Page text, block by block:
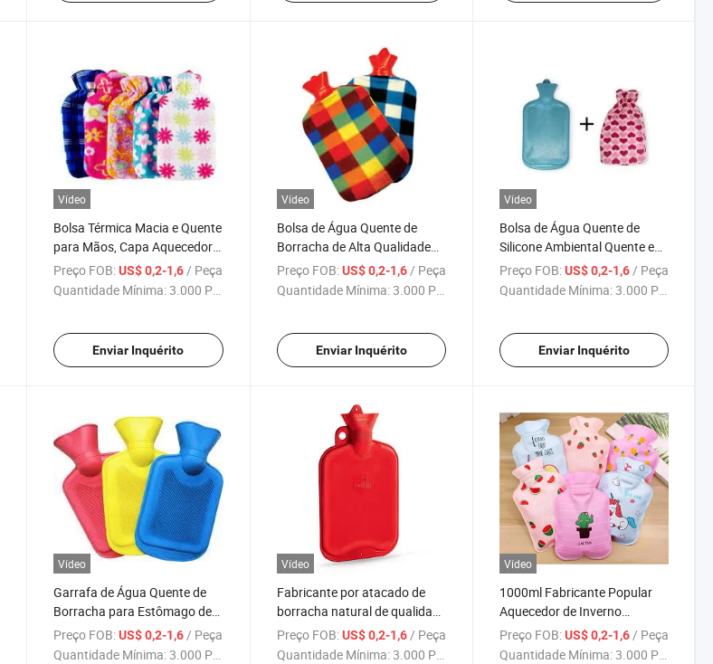
Vídeo
Bolsa Térmica Macia e Quente
para Mãos, Capa Aquecedora
Elétrica em PVC, Silicone e
Borracha Natural Relaxante
Preço FOB: US$ 0,2-1,6 / Peça
Quantidade Mínima:3.000 Peças
Enviar Inquérito
Vídeo
Bolsa de Água Quente de
Borracha de Alta Qualidade
2L com Capa de Tricô
Personalizada para Alívio da
Preço FOB: US$ 0,2-1,6 / Peça
Quantidade Mínima:3.000 Peças
Enviar Inquérito
Vídeo
Bolsa de Água Quente de
Silicone Ambiental Quente e
Fria com Capa Tricotada
Preço FOB: US$ 0,2-1,6 / Peça
Quantidade Mínima:3.000 Peças
Enviar Inquérito
Vídeo
Garrafa de Água Quente de
Borracha para Estômago de
Alta Qualidade Bouillotte BS
Saco de Água Quente
Preço FOB: US$ 0,2-1,6 / Peça
Quantidade Mínima:3.000 Peças
Vídeo
Fabricante por atacado de
borracha natural de qualidade
BS para garrafa de água
quente multicolorida para
Preço FOB: US$ 0,2-1,6/ Peça
Quantidade Mínima:3.000 Peças
Vídeo
1000ml Fabricante Popular
Aquecedor de Inverno
Reutilizável Rosa Cinza Bolsa
de Água Quente Fria Alívio da
Preço FOB: US$ 0,2-1,6/ Peça
Quantidade Mínima:3.000 Peças